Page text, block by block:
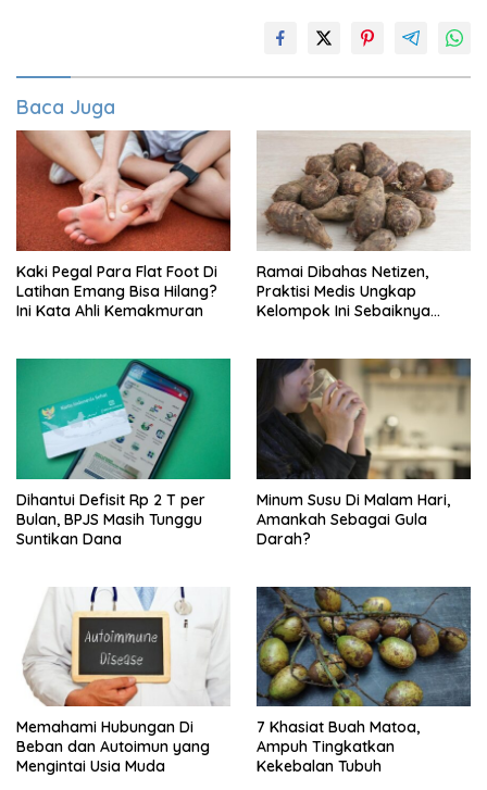
Baca Juga
Kaki Pegal Para Flat Foot Di
Latihan Emang Bisa Hilang?
Ini Kata Ahli Kemakmuran
Ramai Dibahas Netizen,
Praktisi Medis Ungkap
Kelompok Ini Sebaiknya
Dihantui Defisit Rp 2 T per
Bulan, BPJS Masih Tunggu
Suntikan Dana
Minum Susu Di Malam Hari,
Amankah Sebagai Gula
Darah?
Memahami Hubungan Di
Beban dan Autoimun yang
Mengintai Usia Muda
7 Khasiat Buah Matoa,
Ampuh Tingkatkan
Kekebalan Tubuh